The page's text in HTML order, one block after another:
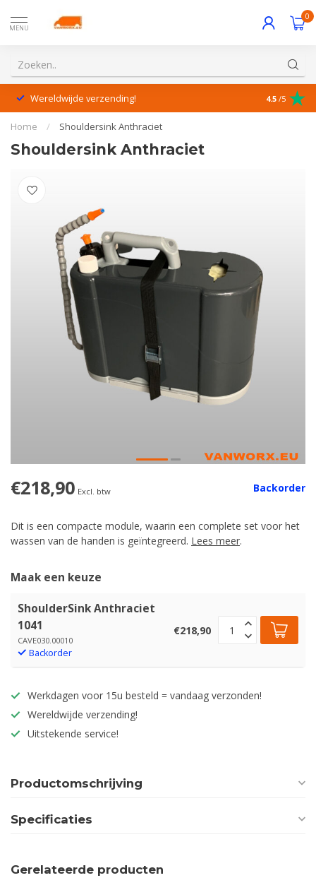
MENU
0
Wereldwijde verzending! 4.5 /5
Home / Shouldersink Anthraciet
Shouldersink Anthraciet
€218,90 Excl. btw Backorder
Dit is een compacte module, waarin een complete set voor het
wassen van de handen is geïntegreerd. Lees meer.
Maak een keuze
ShoulderSink Anthraciet
1041
CAVE030.00010
Backorder
€218,90
Werkdagen voor 15u besteld = vandaag verzonden!
Wereldwijde verzending!
Uitstekende service!
Productomschrijving
Specificaties
Gerelateerde producten